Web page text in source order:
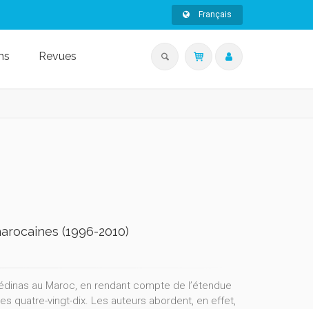
Français
Revues
(1996-2010)
au Maroc, en rendant compte de l’étendue
quatre-vingt-dix. Les auteurs abordent, en effet,